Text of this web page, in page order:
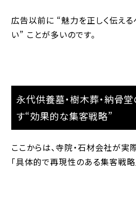
広告以前に “魅力を正しく伝え
い” ことが多いのです。
永代供養墓・樹木葬・納骨
す“効果的な集客戦略”
ここからは、寺院・石材会社が
「具体的で再現性のある集客戦略